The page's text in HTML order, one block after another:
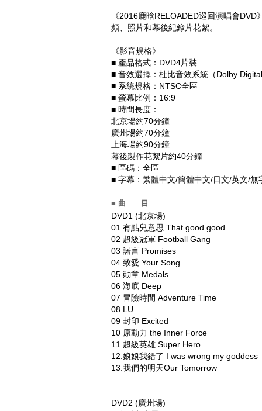
《2016鹿晗RELOADED巡回演唱會
頻、照片和幕後紀錄片花絮。
《影音規格》
■ 產品格式：DVD4片裝
■ 音效選擇：杜比音效系統（Dolby
■ 系統規格：NTSC全區
■ 螢幕比例：16:9
■ 時間長度：
北京場約70分鐘
廣州場約70分鐘
上海場約90分鐘
幕後製作花絮片約40分鐘
■ 區碼：全區
■ 字幕：繁體中文/簡體中文/日文/英文/無
■ 曲 目
DVD1 (北京場)
01 有點兒意思 That good good
02 超級冠軍 Football Gang
03 諾言 Promises
04 致愛 Your Song
05 勛章 Medals
06 海底 Deep
07 冒險時間 Adventure Time
08 LU
09 封印 Excited
10 原動力 the Inner Force
11 超級英雄 Super Hero
12.娘娘我錯了 I was wrong my goddess
13.我們的明天Our Tomorrow
DVD2 (廣州場)